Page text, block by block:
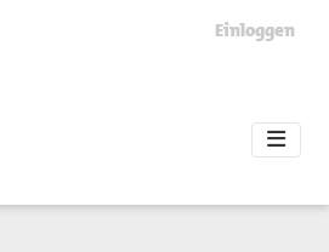
Einloggen